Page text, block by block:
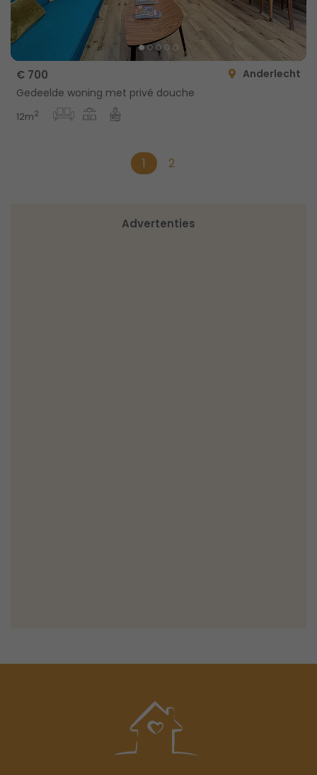
€ 700
Anderlecht
Gedeelde woning met privé douche
12m2
Advertenties
1 2